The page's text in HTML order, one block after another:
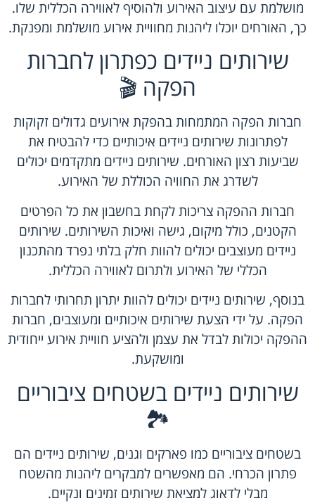
מושלמת עם עיצוב האירוע ולהוסיף לאווירה הכללית שלו.
כך, האורחים יוכלו ליהנות מחוויית אירוע מושלמת ומפנקת.
שירותים ניידים כפתרון לחברות
הפקה 🎬
חברות הפקה המתמחות בהפקת אירועים גדולים זקוקות
לפתרונות שירותים ניידים איכותיים כדי להבטיח את
שביעות רצון האורחים. שירותים ניידים מתקדמים יכולים
לשדרג את החוויה הכוללת של האירוע.
חברות ההפקה צריכות לקחת בחשבון את כל הפרטים
הקטנים, כולל מיקום, גישה ואיכות השירותים. שירותים
ניידים מעוצבים יכולים להוות חלק בלתי נפרד מהתכנון
הכללי של האירוע ולתרום לאווירה הכללית.
בנוסף, שירותים ניידים יכולים להוות יתרון תחרותי לחברות
הפקה. על ידי הצעת שירותים איכותיים ומעוצבים, חברות
ההפקה יכולות לבדל את עצמן ולהציע חוויית אירוע ייחודית
ומושקעת.
שירותים ניידים בשטחים ציבוריים
🏞️
בשטחים ציבוריים כמו פארקים וגנים, שירותים ניידים הם
פתרון הכרחי. הם מאפשרים למבקרים ליהנות מהשטח
מבלי לדאוג למציאת שירותים זמינים ונקיים.